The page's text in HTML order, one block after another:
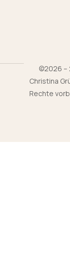
©2026 –
Christina
Rechte